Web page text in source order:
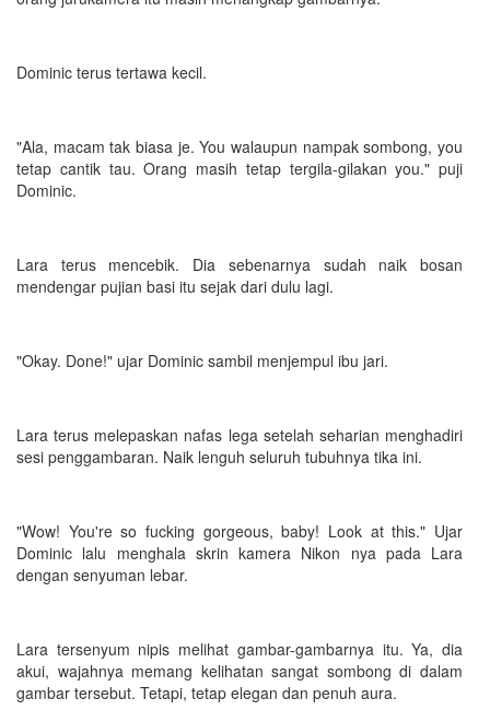
Dominic terus tertawa kecil.
"Ala, macam tak biasa je. You walaupun nampak sombong, you
tetap cantik tau. Orang masih tetap tergila-gilakan you." puji
Dominic.
Lara terus mencebik. Dia sebenarnya sudah naik bosan
mendengar pujian basi itu sejak dari dulu lagi.
"Okay. Done!" ujar Dominic sambil menjempul ibu jari.
Lara terus melepaskan nafas lega setelah seharian menghadiri
sesi penggambaran. Naik lenguh seluruh tubuhnya tika ini.
"Wow! You're so fucking gorgeous, baby! Look at this." Ujar
Dominic lalu menghala skrin kamera Nikon nya pada Lara
dengan senyuman lebar.
Lara tersenyum nipis melihat gambar-gambarnya itu. Ya, dia
akui, wajahnya memang kelihatan sangat sombong di dalam
gambar tersebut. Tetapi, tetap elegan dan penuh aura.